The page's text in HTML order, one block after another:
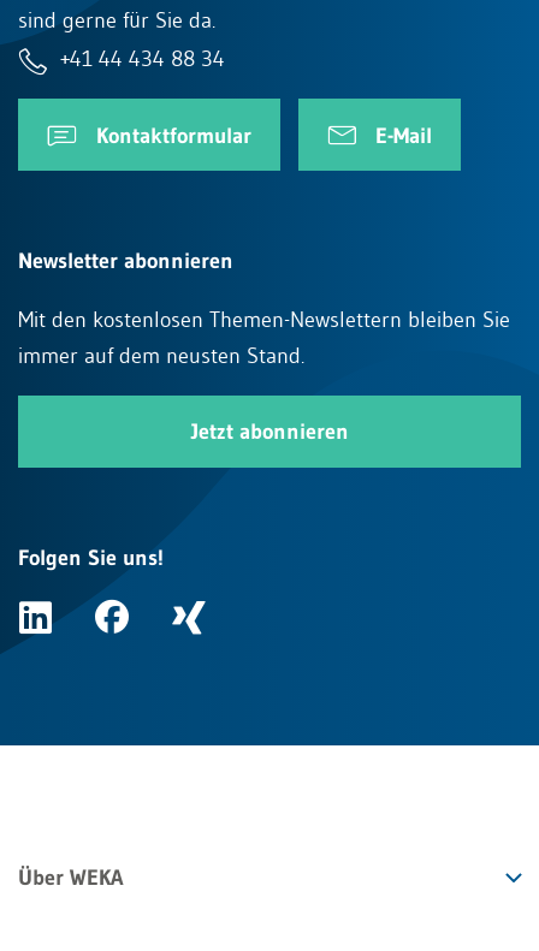
sind gerne für Sie da.
+41 44 434 88 34
Kontaktformular E-Mail
Newsletter abonnieren
Mit den kostenlosen Themen-Newslettern bleiben Sie
immer auf dem neusten Stand.
Jetzt abonnieren
Folgen Sie uns!
Über WEKA